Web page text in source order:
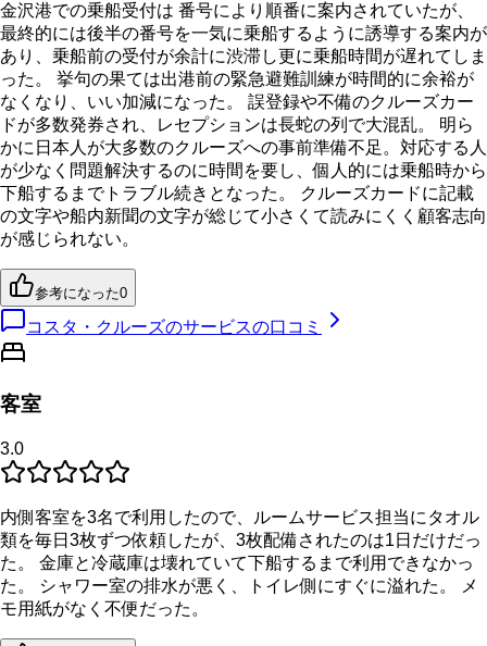
金沢港での乗船受付は 番号により順番に案内されていたが、
最終的には後半の番号を一気に乗船するように誘導する案内が
あり、乗船前の受付が余計に渋滞し更に乗船時間が遅れてしま
った。 挙句の果ては出港前の緊急避難訓練が時間的に余裕が
なくなり、いい加減になった。 誤登録や不備のクルーズカー
ドが多数発券され、レセプションは長蛇の列で大混乱。 明ら
かに日本人が大多数のクルーズへの事前準備不足。対応する人
が少なく問題解決するのに時間を要し、個人的には乗船時から
下船するまでトラブル続きとなった。 クルーズカードに記載
の文字や船内新聞の文字が総じて小さくて読みにくく顧客志向
が感じられない。
参考になった0
コスタ・クルーズのサービスの口コミ
客室
3.0
内側客室を3名で利用したので、ルームサービス担当にタオル
類を毎日3枚ずつ依頼したが、3枚配備されたのは1日だけだっ
た。 金庫と冷蔵庫は壊れていて下船するまで利用できなかっ
た。 シャワー室の排水が悪く、トイレ側にすぐに溢れた。 メ
モ用紙がなく不便だった。